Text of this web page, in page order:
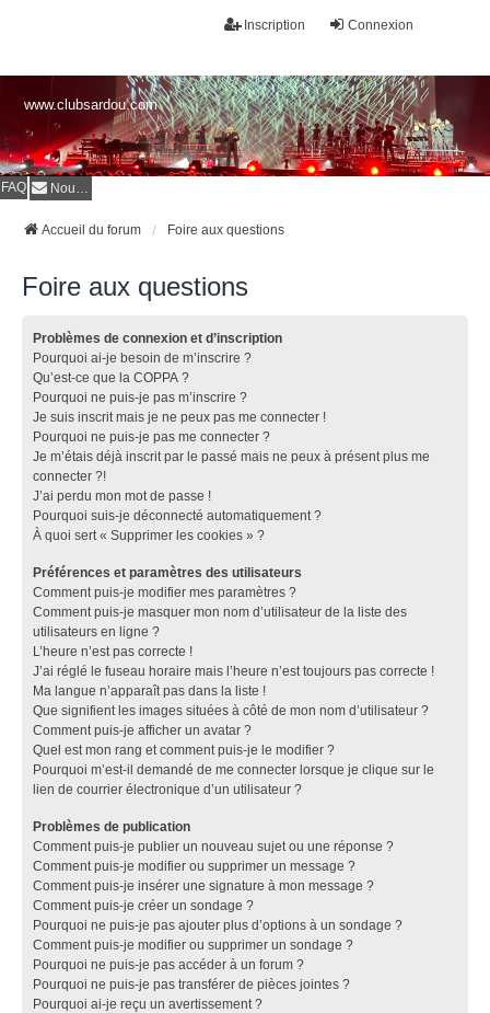
Connexion
Inscription
www.clubsardou.com
FAQ Nous contacter
Accueil du forum Foire aux questions
Foire aux questions
Problèmes de connexion et d’inscription
Pourquoi ai-je besoin de m’inscrire ?
Qu’est-ce que la COPPA ?
Pourquoi ne puis-je pas m’inscrire ?
Je suis inscrit mais je ne peux pas me connecter !
Pourquoi ne puis-je pas me connecter ?
Je m’étais déjà inscrit par le passé mais ne peux à présent plus me
connecter ?!
J’ai perdu mon mot de passe !
Pourquoi suis-je déconnecté automatiquement ?
À quoi sert « Supprimer les cookies » ?
Préférences et paramètres des utilisateurs
Comment puis-je modifier mes paramètres ?
Comment puis-je masquer mon nom d’utilisateur de la liste des
utilisateurs en ligne ?
L’heure n’est pas correcte !
J’ai réglé le fuseau horaire mais l’heure n’est toujours pas correcte !
Ma langue n’apparaît pas dans la liste !
Que signifient les images situées à côté de mon nom d’utilisateur ?
Comment puis-je afficher un avatar ?
Quel est mon rang et comment puis-je le modifier ?
Pourquoi m’est-il demandé de me connecter lorsque je clique sur le
lien de courrier électronique d’un utilisateur ?
Problèmes de publication
Comment puis-je publier un nouveau sujet ou une réponse ?
Comment puis-je modifier ou supprimer un message ?
Comment puis-je insérer une signature à mon message ?
Comment puis-je créer un sondage ?
Pourquoi ne puis-je pas ajouter plus d’options à un sondage ?
Comment puis-je modifier ou supprimer un sondage ?
Pourquoi ne puis-je pas accéder à un forum ?
Pourquoi ne puis-je pas transférer de pièces jointes ?
Pourquoi ai-je reçu un avertissement ?